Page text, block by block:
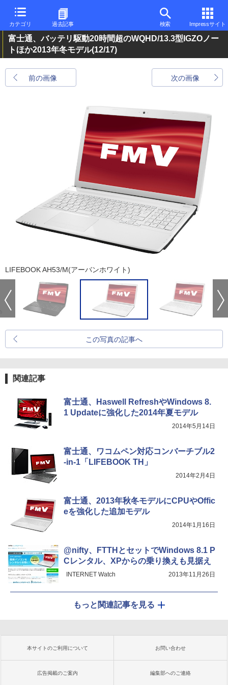
カテゴリ 過去記事 検索 Impressサイト
富士通、バッテリ駆動20時間超のWQHD/13.3型IGZOノー
トほか2013年冬モデル(12/17)
前の画像 次の画像
LIFEBOOK AH53/M(アーバンホワイト)
この写真の記事へ
関連記事
富士通、Haswell RefreshやWindows 8.
1 Updateに強化した2014年夏モデル
2014年5月14日
富士通、ワコムペン対応コンバーチブル2
-in-1「LIFEBOOK TH」
2014年2月4日
富士通、2013年秋冬モデルにCPUやOffic
eを強化した追加モデル
2014年1月16日
@nifty、FTTHとセットでWindows 8.1 P
Cレンタル、XPからの乗り換えも見据え
INTERNET Watch 2013年11月26日
もっと関連記事を見る
本サイトのご利用について お問い合わせ
広告掲載のご案内 編集部へのご連絡